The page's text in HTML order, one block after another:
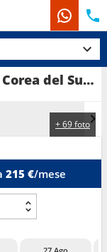
Crociera MSC Bellissima: Cina, Corea del Sud in partenza da Shanghai
+ 69 foto
215 €/mese